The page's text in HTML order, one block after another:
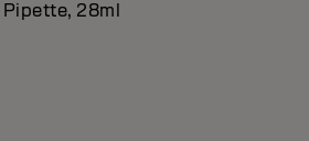
Pipette, 28ml